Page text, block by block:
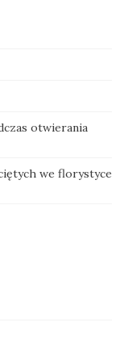
otwierania
we florystyce